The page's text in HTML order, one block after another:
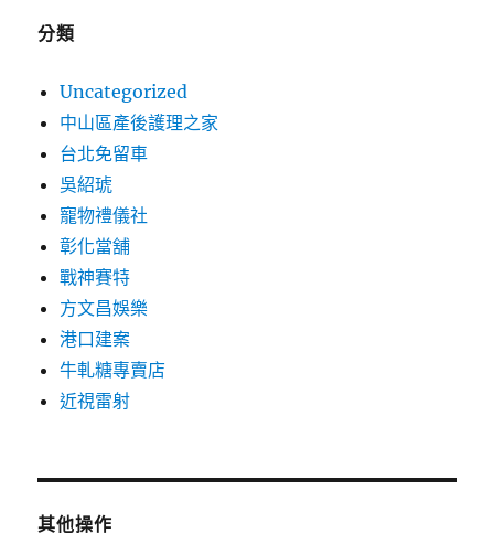
分類
Uncategorized
中山區產後護理之家
台北免留車
吳紹琥
寵物禮儀社
彰化當舖
戰神賽特
方文昌娛樂
港口建案
牛軋糖專賣店
近視雷射
其他操作